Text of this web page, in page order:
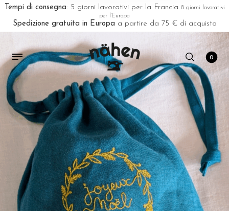
Tempi di consegna: 5 giorni lavorativi per la Francia 8 giorni lavorativi
per l'Europa
Spedizione gratuita in Europa a partire da 75 € di acquisto
0